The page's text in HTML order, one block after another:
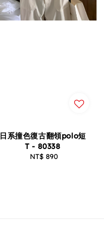
日系撞色復古翻領polo短
T - 80338
Regular
NT$ 890